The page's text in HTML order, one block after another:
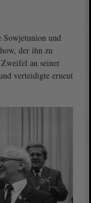
Sowjetunion und
der ihn zu
an seiner
verteidigte erneut